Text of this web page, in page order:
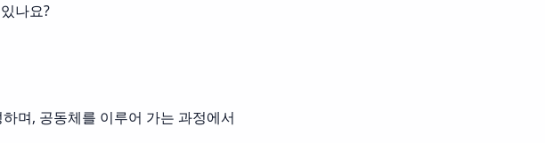
나요?
며, 공동체를 이루어 가는 과정에서